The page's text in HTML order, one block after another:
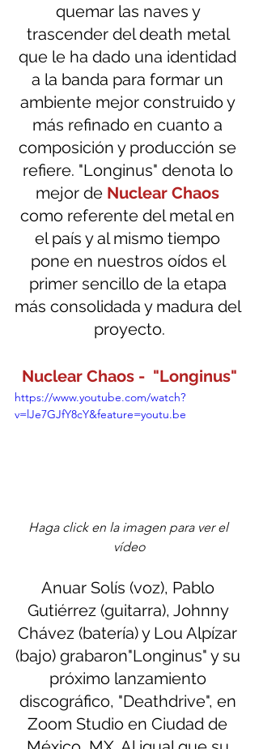
quemar las naves y
trascender del death metal
que le ha dado una identidad
a la banda para formar un
ambiente mejor construido y
más refinado en cuanto a
composición y producción se
refiere. "Longinus" denota lo
mejor de Nuclear Chaos
como referente del metal en
el país y al mismo tiempo
pone en nuestros oídos el
primer sencillo de la etapa
más consolidada y madura del
proyecto.
Nuclear Chaos -  "Longinus"
https://www.youtube.com/watch?
v=lJe7GJfY8cY&feature=youtu.be
Haga click en la imagen para ver el
vídeo
Anuar Solís (voz), Pablo
Gutiérrez (guitarra), Johnny
Chávez (batería) y Lou Alpízar
(bajo) grabaron"Longinus" y su
próximo lanzamiento
discográfico, "Deathdrive", en
Zoom Studio en Ciudad de